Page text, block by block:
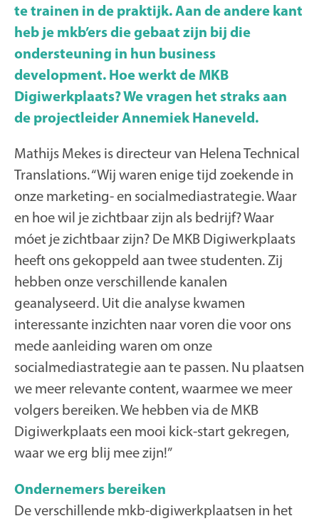
te trainen in de praktijk. Aan de andere kant
heb je mkb’ers die gebaat zijn bij die
ondersteuning in hun business
development. Hoe werkt de MKB
Digiwerkplaats? We vragen het straks aan
de projectleider Annemiek Haneveld.
Mathijs Mekes is directeur van Helena Technical
Translations. “Wij waren enige tijd zoekende in
onze marketing- en socialmediastrategie. Waar
en hoe wil je zichtbaar zijn als bedrijf? Waar
móet je zichtbaar zijn? De MKB Digiwerkplaats
heeft ons gekoppeld aan twee studenten. Zij
hebben onze verschillende kanalen
geanalyseerd. Uit die analyse kwamen
interessante inzichten naar voren die voor ons
mede aanleiding waren om onze
socialmediastrategie aan te passen. Nu plaatsen
we meer relevante content, waarmee we meer
volgers bereiken. We hebben via de MKB
Digiwerkplaats een mooi kick-start gekregen,
waar we erg blij mee zijn!”
Ondernemers bereiken
De verschillende mkb-digiwerkplaatsen in het